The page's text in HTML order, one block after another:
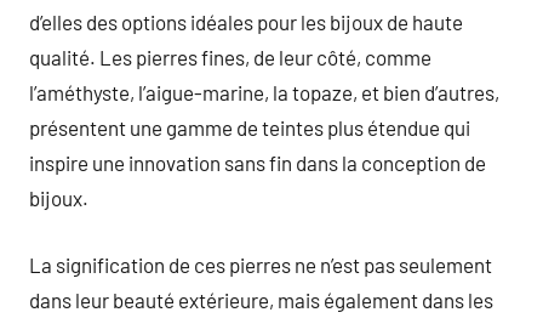
d’elles des options idéales pour les bijoux de haute
qualité. Les pierres fines, de leur côté, comme
l’améthyste, l’aigue-marine, la topaze, et bien d’autres,
présentent une gamme de teintes plus étendue qui
inspire une innovation sans fin dans la conception de
bijoux.
La signification de ces pierres ne n’est pas seulement
dans leur beauté extérieure, mais également dans les